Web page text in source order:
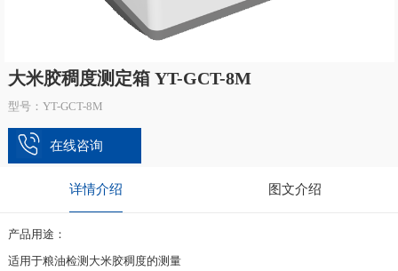
大米胶稠度测定箱 YT-GCT-8M
型号：YT-GCT-8M
在线咨询
详情介绍 图文介绍
产品用途：
适用于粮油检测大米胶稠度的测量